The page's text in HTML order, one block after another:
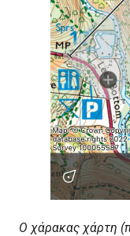
Ο χάρακας χάρτη